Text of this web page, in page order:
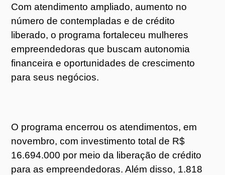
Com atendimento ampliado, aumento no
número de contempladas e de crédito
liberado, o programa fortaleceu mulheres
empreendedoras que buscam autonomia
financeira e oportunidades de crescimento
para seus negócios.
O programa encerrou os atendimentos, em
novembro, com investimento total de R$
16.694.000 por meio da liberação de crédito
para as empreendedoras. Além disso, 1.818